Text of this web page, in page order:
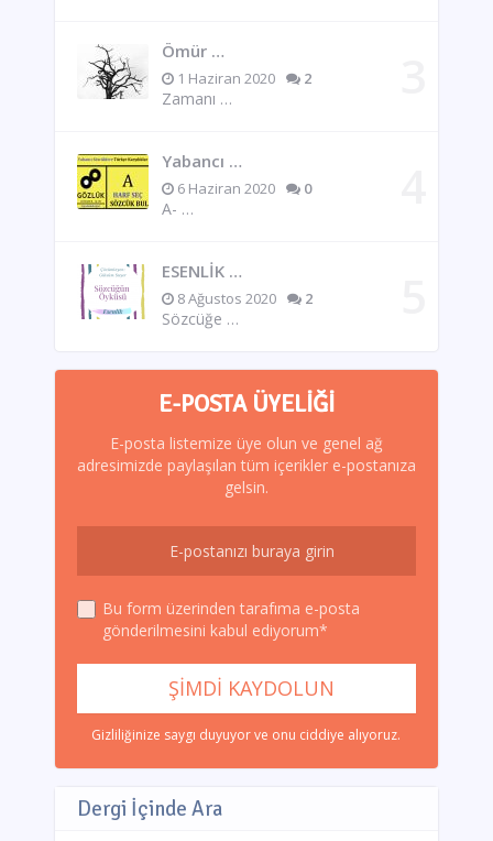
Ömür …
1 Haziran 2020 2
Zamanı …
Yabancı …
6 Haziran 2020 0
A- …
ESENLİK …
8 Ağustos 2020 2
Sözcüğe …
E-POSTA ÜYELIĞI
E-posta listemize üye olun ve genel ağ
adresimizde paylaşılan tüm içerikler e-postanıza
gelsin.
Bu form üzerinden tarafıma e-posta
gönderilmesini kabul ediyorum*
Gizliliğinize saygı duyuyor ve onu ciddiye alıyoruz.
Dergi İçinde Ara